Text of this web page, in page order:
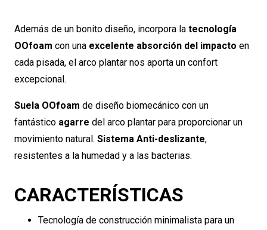
Además de un bonito diseño, incorpora la tecnología
OOfoam con una excelente absorción del impacto en
cada pisada, el arco plantar nos aporta un confort
excepcional.
Suela OOfoam de diseño biomecánico con un
fantástico agarre del arco plantar para proporcionar un
movimiento natural. Sistema Anti-deslizante,
resistentes a la humedad y a las bacterias.
CARACTERÍSTICAS
Tecnología de construcción minimalista para un